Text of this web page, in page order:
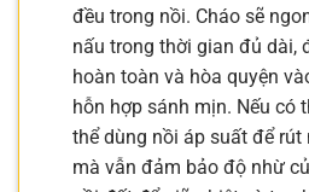
đều trong nồi. Cháo sẽ
nấu trong thời gian đủ dài,
hoàn toàn và hòa quyện
hỗn hợp sánh mịn. Nếu có
thể dùng nồi áp suất để
mà vẫn đảm bảo độ nhừ